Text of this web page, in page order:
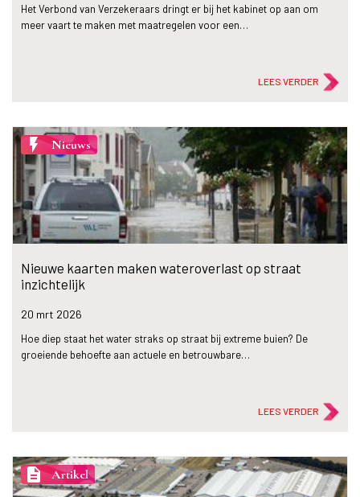
Het Verbond van Verzekeraars dringt er bij het kabinet op aan om
meer vaart te maken met maatregelen voor een…
LEES VERDER
flash_on Nieuws
Nieuwe kaarten maken wateroverlast op straat
inzichtelijk
20 mrt 2026
Hoe diep staat het water straks op straat bij extreme buien? De
groeiende behoefte aan actuele en betrouwbare…
LEES VERDER
description Artikel